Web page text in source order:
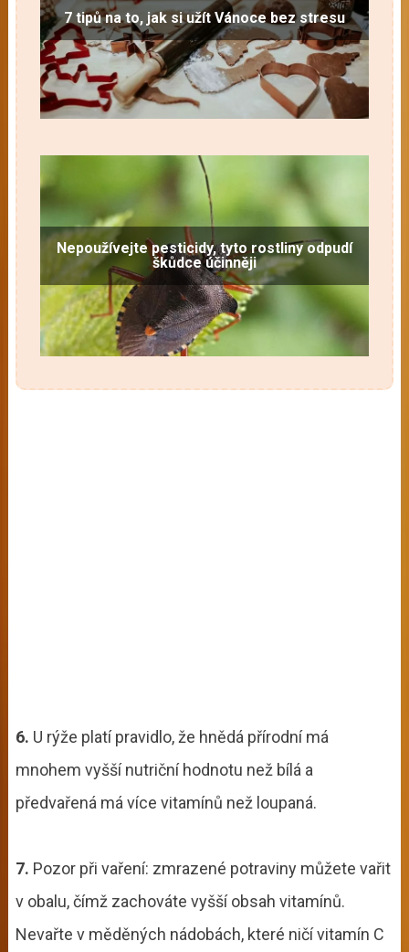
7 tipů na to, jak si užít Vánoce bez stresu
Nepoužívejte pesticidy, tyto rostliny odpudí
škůdce účinněji
6. U rýže platí pravidlo, že hnědá přírodní má
mnohem vyšší nutriční hodnotu než bílá a
předvařená má více vitamínů než loupaná.
7. Pozor při vaření: zmrazené potraviny můžete vařit
v obalu, čímž zachováte vyšší obsah vitamínů.
Nevařte v měděných nádobách, které ničí vitamín C